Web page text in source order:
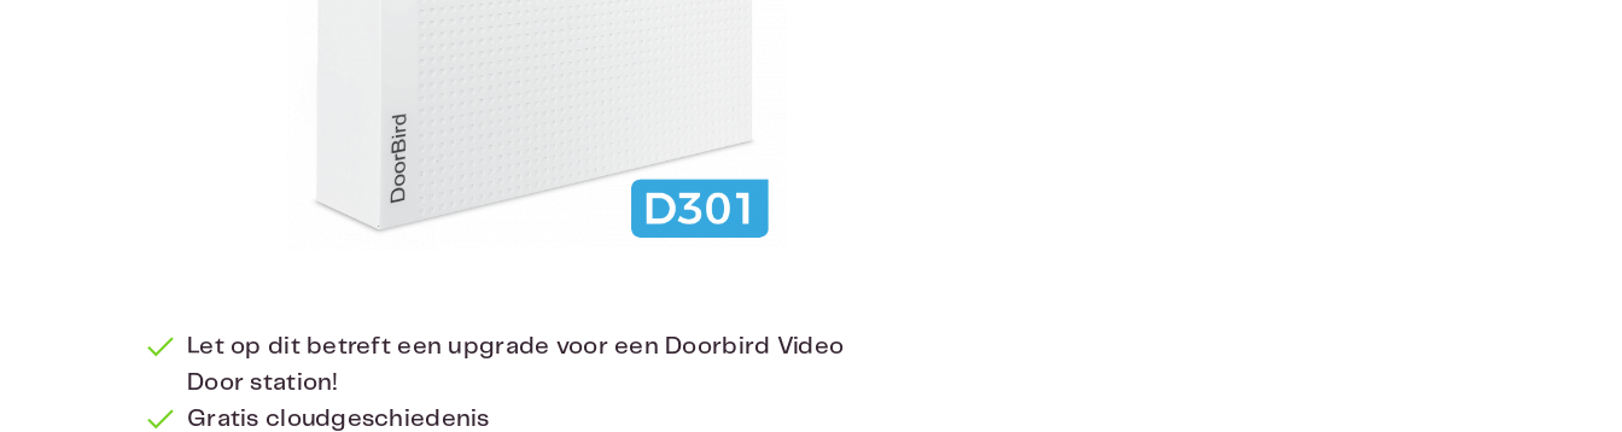
Let op dit betreft een upgrade voor een Doorbird Video
Door station!
Gratis cloudgeschiedenis